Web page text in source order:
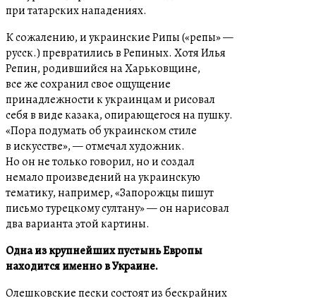
при татарских нападениях.
К сожалению, и украинские Рипы («репы» —
русск.) превратились в Репиных. Хотя Илья
Репин, родившийся на Харьковщине,
все же сохранил свое ощущение
принадлежности к украинцам и рисовал
себя в виде казака, опирающегося на пушку.
«Пора подумать об украинском стиле
в искусстве», — отмечал художник.
Но он не только говорил, но и создал
немало произведений на украинскую
тематику, например, «Запорожцы пишут
письмо турецкому султану» — он нарисовал
два варианта этой картины.
Одна из крупнейших пустынь Европы
находится именно в Украине.
Олешковские пески состоят из бескрайних